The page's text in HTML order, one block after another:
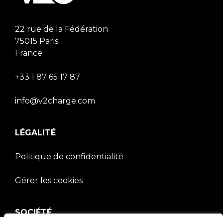
22 rue de la Fédération
75015 Paris
France
+33 1 87 65 17 87
info@v2charge.com
LÉGALITÉ
Politique de confidentialité
Gérer les cookies
SOCIÉTÉ